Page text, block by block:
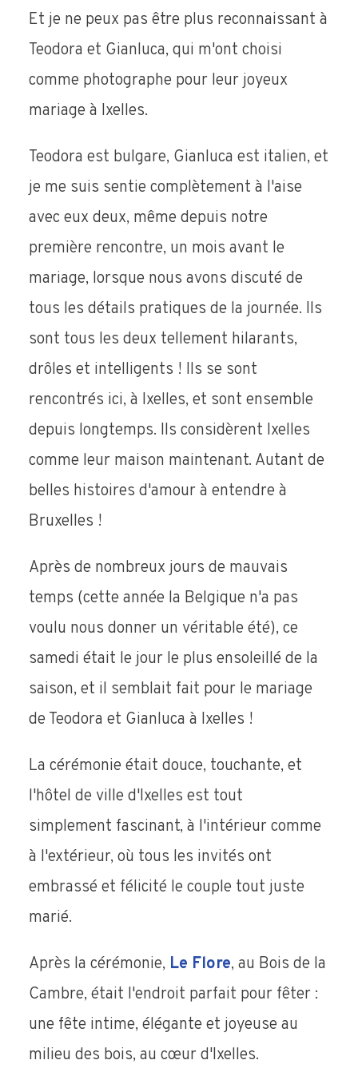
Et je ne peux pas être plus reconnaissant à
Teodora et Gianluca, qui m'ont choisi
comme photographe pour leur joyeux
mariage à Ixelles.
Teodora est bulgare, Gianluca est italien, et
je me suis sentie complètement à l'aise
avec eux deux, même depuis notre
première rencontre, un mois avant le
mariage, lorsque nous avons discuté de
tous les détails pratiques de la journée. Ils
sont tous les deux tellement hilarants,
drôles et intelligents ! Ils se sont
rencontrés ici, à Ixelles, et sont ensemble
depuis longtemps. Ils considèrent Ixelles
comme leur maison maintenant. Autant de
belles histoires d'amour à entendre à
Bruxelles !
Après de nombreux jours de mauvais
temps (cette année la Belgique n'a pas
voulu nous donner un véritable été), ce
samedi était le jour le plus ensoleillé de la
saison, et il semblait fait pour le mariage
de Teodora et Gianluca à Ixelles !
La cérémonie était douce, touchante, et
l'hôtel de ville d'Ixelles est tout
simplement fascinant, à l'intérieur comme
à l'extérieur, où tous les invités ont
embrassé et félicité le couple tout juste
marié.
Après la cérémonie, Le Flore, au Bois de la
Cambre, était l'endroit parfait pour fêter :
une fête intime, élégante et joyeuse au
milieu des bois, au cœur d'Ixelles.